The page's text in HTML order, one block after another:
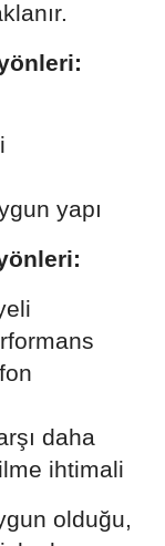
yapı
daha
ihtimali
olduğu,